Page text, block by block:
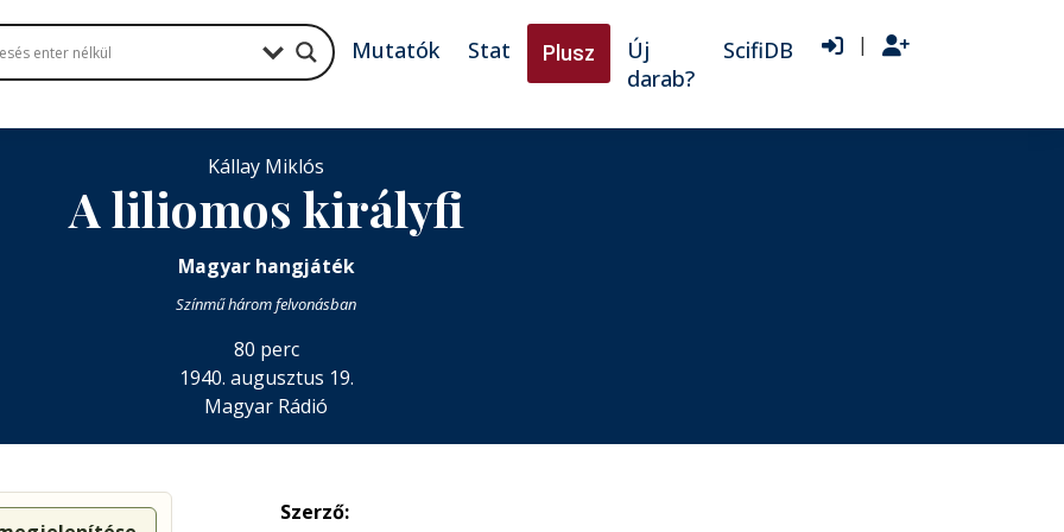
Mutatók Stat Plusz
Új
darab?
ScifiDB |
Kállay Miklós
A liliomos királyfi
Magyar hangjáték
Színmű három felvonásban
80 perc
1940. augusztus 19.
Magyar Rádió
Szerző: